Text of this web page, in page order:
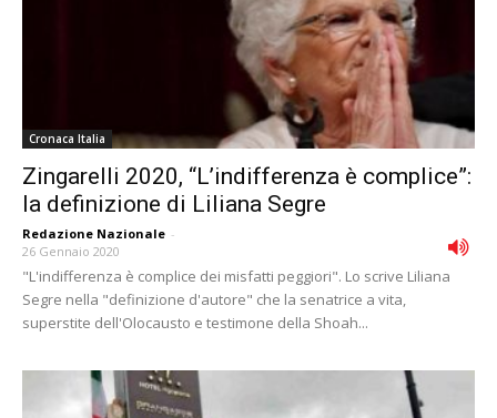
Cronaca Italia
Zingarelli 2020, “L’indifferenza è complice”:
la definizione di Liliana Segre
Redazione Nazionale -
26 Gennaio 2020
"L'indifferenza è complice dei misfatti peggiori". Lo scrive Liliana
Segre nella "definizione d'autore" che la senatrice a vita,
superstite dell'Olocausto e testimone della Shoah...